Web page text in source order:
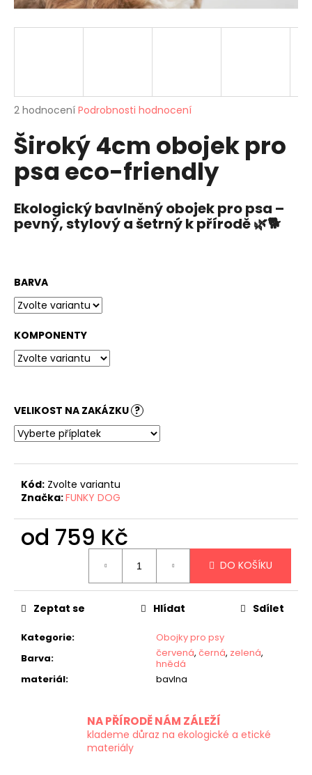
Průměrné
produktu
je
5
hvězdiček.
2 hodnocení Podrobnosti hodnocení
Široký 4cm obojek pro
psa eco-friendly
Ekologický bavlněný obojek pro psa –
pevný, stylový a šetrný k přírodě🌿🐕
BARVA
KOMPONENTY
VELIKOST NA ZAKÁZKU ?
Kód: Zvolte variantu
Značka:FUNKY DOG
od 759 Kč
DO KOŠÍKU
Kategorie:
Obojky pro psy
Barva: červená, černá, zelená,
hnědá
materiál: bavlna
Zeptat se Hlídat Sdílet
NA PŘÍRODĚ NÁM ZÁLEŽÍ
klademe důraz na ekologické a etické
materiály
j
?
HLEDAT
D
o
r
u
č
u
j
e